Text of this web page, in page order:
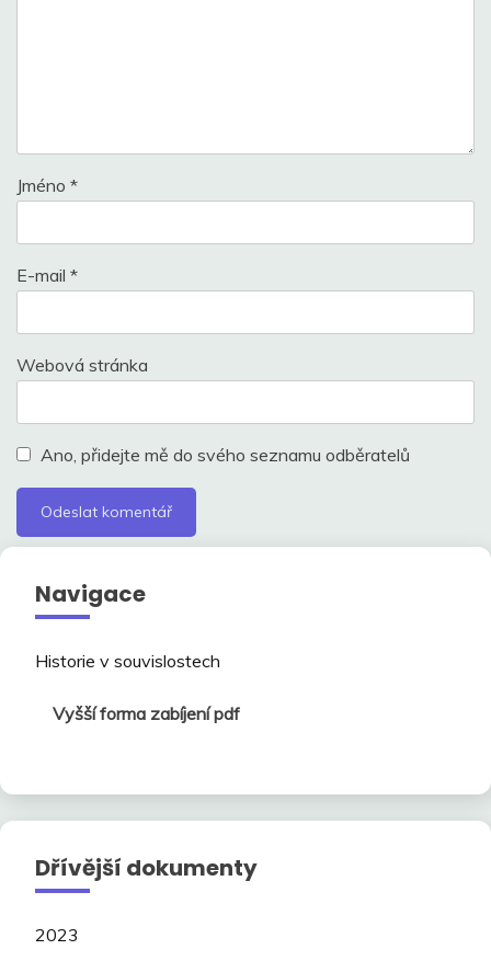
Jméno *
E-mail *
Webová stránka
Ano, přidejte mě do svého seznamu odběratelů
Navigace
Historie v souvislostech
Vyšší forma zabíjení pdf
Dřívější dokumenty
2023